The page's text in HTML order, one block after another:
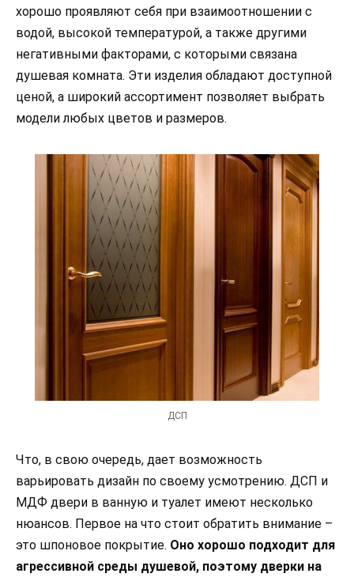
хорошо проявляют себя при взаимоотношении с
водой, высокой температурой, а также другими
негативными факторами, с которыми связана
душевая комната. Эти изделия обладают доступной
ценой, а широкий ассортимент позволяет выбрать
модели любых цветов и размеров.
ДСП
Что, в свою очередь, дает возможность
варьировать дизайн по своему усмотрению. ДСП и
МДФ двери в ванную и туалет имеют несколько
нюансов. Первое на что стоит обратить внимание –
это шпоновое покрытие. Оно хорошо подходит для
агрессивной среды душевой, поэтому дверки на